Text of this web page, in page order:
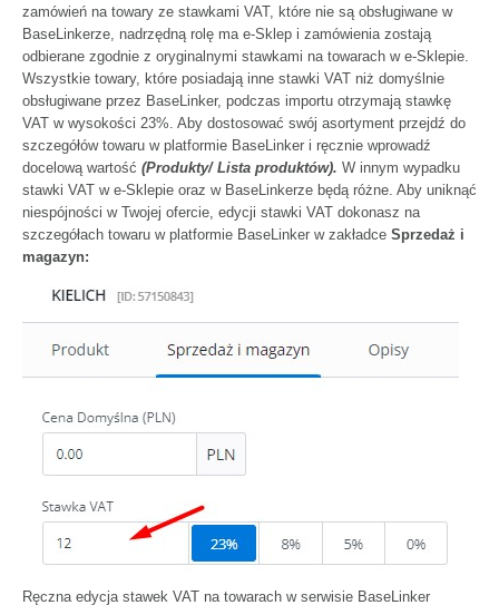
zamówień na towary ze stawkami VAT, które nie są obsługiwane w
BaseLinkerze, nadrzędną rolę ma e-Sklep i zamówienia zostają
odbierane zgodnie z oryginalnymi stawkami na towarach w e-Sklepie.
Wszystkie towary, które posiadają inne stawki VAT niż domyślnie
obsługiwane przez BaseLinker, podczas importu otrzymają stawkę
VAT w wysokości 23%. Aby dostosować swój asortyment przejdź do
szczegółów towaru w platformie BaseLinker i ręcznie wprowadź
docelową wartość (Produkty/ Lista produktów). W innym wypadku
stawki VAT w e-Sklepie oraz w BaseLinkerze będą różne. Aby uniknąć
niespójności w Twojej ofercie, edycji stawki VAT dokonasz na
szczegółach towaru w platformie BaseLinker w zakładce Sprzedaż i
magazyn:
Ręczna edycja stawek VAT na towarach w serwisie BaseLinker